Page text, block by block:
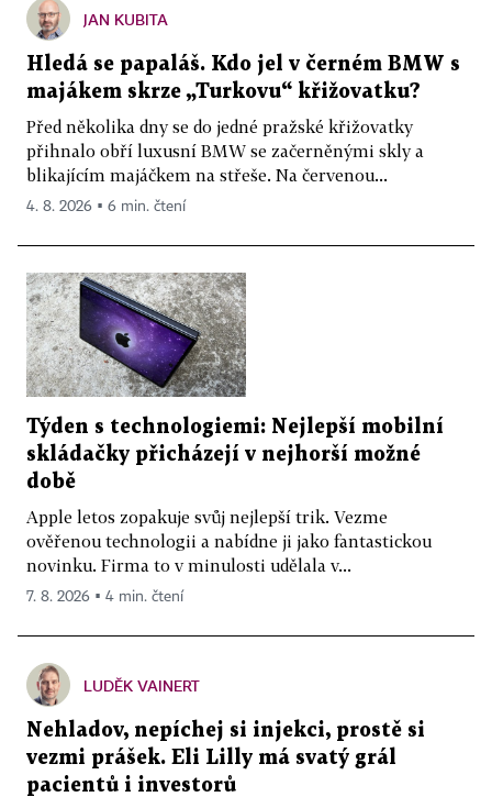
JAN KUBITA
Hledá se papaláš. Kdo jel v černém BMW s
majákem skrze „Turkovu“ křižovatku?
Před několika dny se do jedné pražské křižovatky
přihnalo obří luxusní BMW se začerněnými skly a
blikajícím majáčkem na střeše. Na červenou...
4. 8. 2026 ▪ 6 min. čtení
Týden s technologiemi: Nejlepší mobilní
skládačky přicházejí v nejhorší možné
době
Apple letos zopakuje svůj nejlepší trik. Vezme
ověřenou technologii a nabídne ji jako fantastickou
novinku. Firma to v minulosti udělala v...
7. 8. 2026 ▪ 4 min. čtení
LUDĚK VAINERT
Nehladov, nepíchej si injekci, prostě si
vezmi prášek. Eli Lilly má svatý grál
pacientů i investorů